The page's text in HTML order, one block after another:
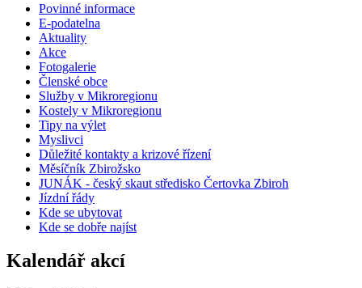
Povinné informace
E-podatelna
Aktuality
Akce
Fotogalerie
Členské obce
Služby v Mikroregionu
Kostely v Mikroregionu
Tipy na výlet
Myslivci
Důležité kontakty a krizové řízení
Měsíčník Zbirožsko
JUNÁK - český skaut středisko Čertovka Zbiroh
Jízdní řády
Kde se ubytovat
Kde se dobře najíst
Kalendář akcí